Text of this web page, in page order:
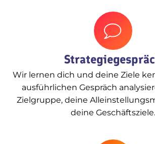
Wir lernen dich und deine Ziele
ausführlichen Gespräch
Zielgruppe, deine
deine Geschäftsziele.